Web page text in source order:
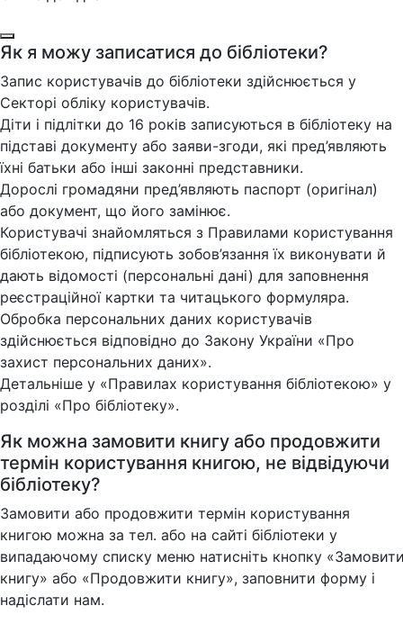
Як я можу записатися до бібліотеки?
Запис користувачів до бібліотеки здійснюється у
Секторі обліку користувачів.
Діти і підлітки до 16 років записуються в бібліотеку на
підставі документу або заяви-згоди, які пред’являють
їхні батьки або інші законні представники.
Дорослі громадяни пред’являють паспорт (оригінал)
або документ, що його замінює.
Користувачі знайомляться з Правилами користування
бібліотекою, підписують зобов’язання їх виконувати й
дають відомості (персональні дані) для заповнення
реєстраційної картки та читацького формуляра.
Обробка персональних даних користувачів
здійснюється відповідно до Закону України «Про
захист персональних даних».
Детальніше у «Правилах користування бібліотекою» у
розділі «Про бібліотеку».
Як можна замовити книгу або продовжити
термін користування книгою, не відвідуючи
бібліотеку?
Замовити або продовжити термін користування
книгою можна за тел. або на сайті бібліотеки у
випадаючому списку меню натисніть кнопку
книгу» або «Продовжити книгу», заповнити форму і
надіслати нам.